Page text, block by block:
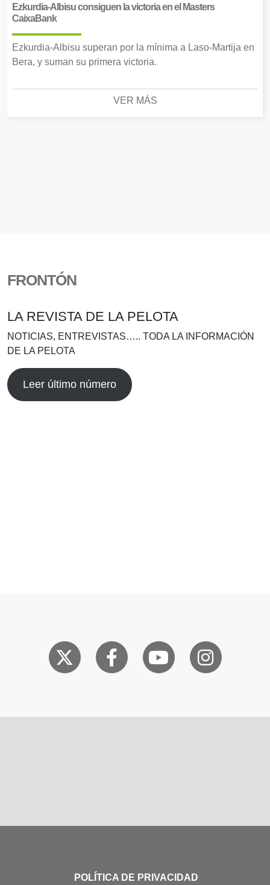
Ezkurdia-Albisu consiguen la victoria en el Masters
CaixaBank
Ezkurdia-Albisu superan por la mínima a Laso-Martija en
Bera, y suman su primera victoria.
VER MÁS
FRONTÓN
LA REVISTA DE LA PELOTA
NOTICIAS, ENTREVISTAS….. TODA LA INFORMACIÓN
DE LA PELOTA
Leer último número
POLÍTICA DE PRIVACIDAD